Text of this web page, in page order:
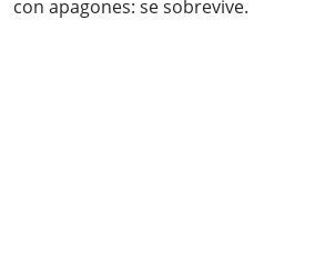
con apagones: se sobrevive.